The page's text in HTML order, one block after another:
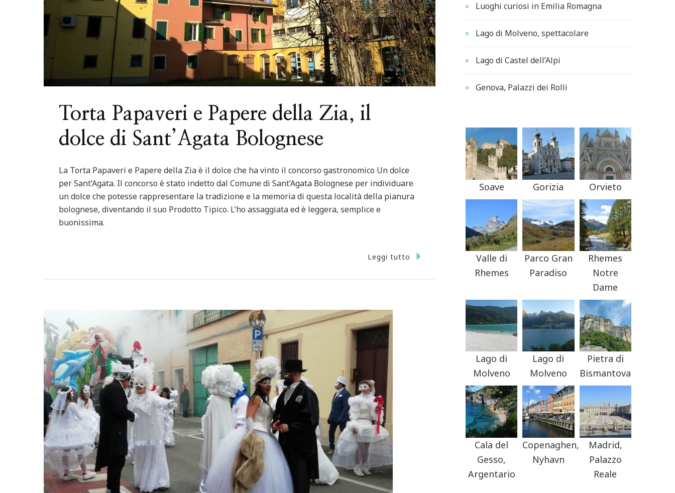
Torta Papaveri e Papere della Zia, il
dolce di Sant’Agata Bolognese
La Torta Papaveri e Papere della Zia è il dolce che ha vinto il concorso gastronomico Un dolce
per Sant’Agata. Il concorso è stato indetto dal Comune di Sant’Agata Bolognese per individuare
un dolce che potesse rappresentare la tradizione e la memoria di questa località della pianura
bolognese, diventando il suo Prodotto Tipico. L’ho assaggiata ed è leggera, semplice e
buonissima.
Leggi tutto
Luoghi curiosi in Emilia Romagna
Lago di Molveno, spettacolare
Lago di Castel dell’Alpi
Genova, Palazzi dei Rolli
Soave Gorizia Orvieto
Valle di
Rhemes
Parco Gran
Paradiso
Rhemes
Notre
Dame
Lago di
Molveno
Lago di
Molveno
Pietra di
Bismantova
Cala del
Gesso,
Argentario
Copenaghen,
Nyhavn
Madrid,
Palazzo
Reale